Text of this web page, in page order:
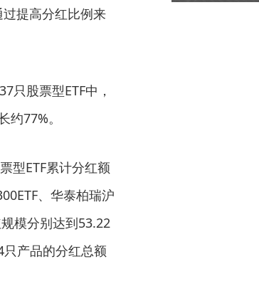
提高分红比例来
只股票型ETF中，
77%。
型ETF累计分红额
、华泰柏瑞沪
模分别达到53.22
产品的分红总额